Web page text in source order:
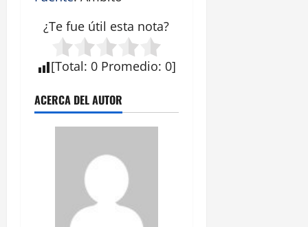
¿Te fue útil esta nota?
[Total: 0 Promedio: 0]
ACERCA DEL AUTOR